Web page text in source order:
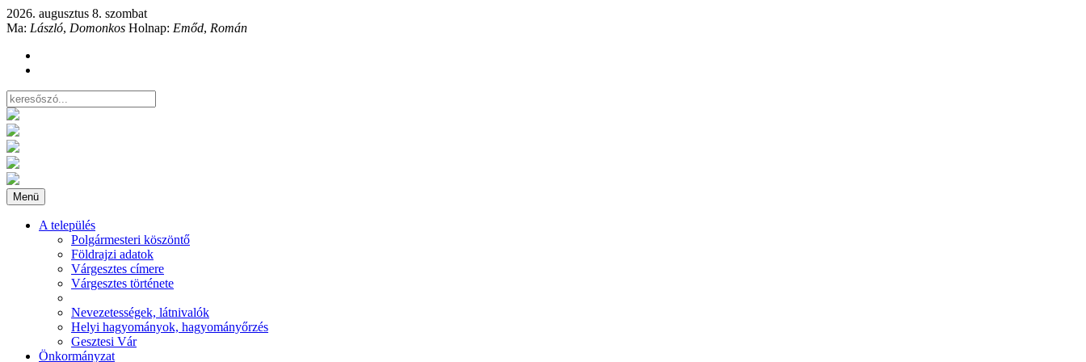
2026. augusztus 8. szombat
Ma: László, Domonkos Holnap: Emőd, Román
Menü
A település
Polgármesteri köszöntő
Földrajzi adatok
Várgesztes címere
Várgesztes története
Nevezetességek, látnivalók
Helyi hagyományok, hagyományőrzés
Gesztesi Vár
Önkormányzat